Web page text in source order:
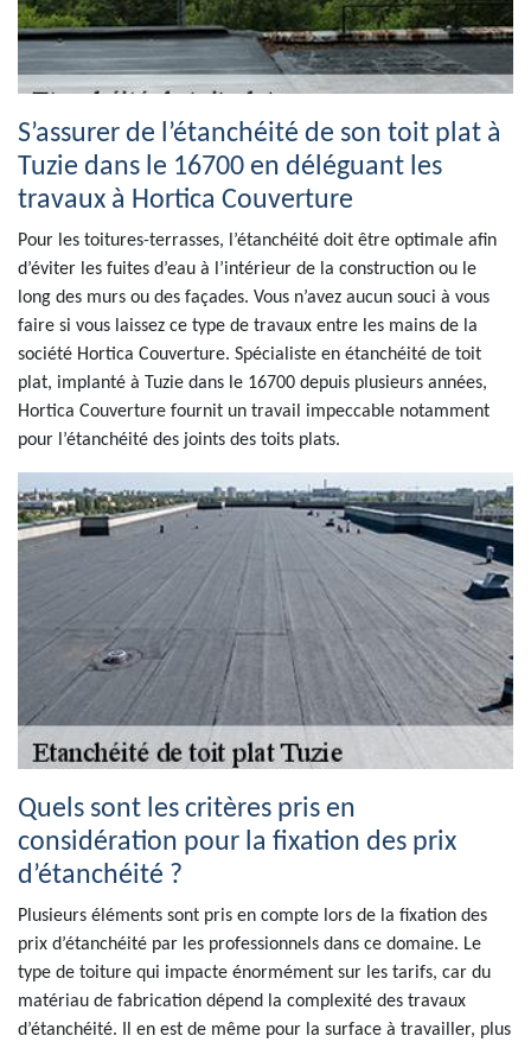
S’assurer de l’étanchéité de son toit plat à
Tuzie dans le 16700 en déléguant les
travaux à Hortica Couverture
Pour les toitures-terrasses, l’étanchéité doit être optimale afin
d’éviter les fuites d’eau à l’intérieur de la construction ou le
long des murs ou des façades. Vous n’avez aucun souci à vous
faire si vous laissez ce type de travaux entre les mains de la
société Hortica Couverture. Spécialiste en étanchéité de toit
plat, implanté à Tuzie dans le 16700 depuis plusieurs années,
Hortica Couverture fournit un travail impeccable notamment
pour l’étanchéité des joints des toits plats.
Quels sont les critères pris en
considération pour la fixation des prix
d’étanchéité ?
Plusieurs éléments sont pris en compte lors de la fixation des
prix d’étanchéité par les professionnels dans ce domaine. Le
type de toiture qui impacte énormément sur les tarifs, car du
matériau de fabrication dépend la complexité des travaux
d’étanchéité. Il en est de même pour la surface à travailler, plus